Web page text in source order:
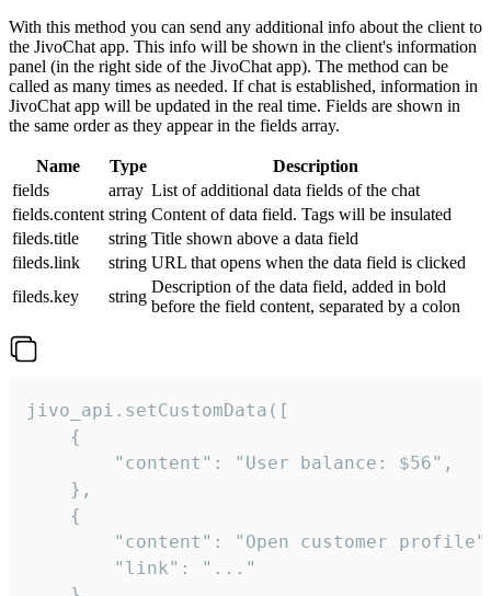
With this method you can send any additional info about the client to
the JivoChat app. This info will be shown in the client's information
panel (in the right side of the JivoChat app). The method can be
called as many times as needed. If chat is established, information in
JivoChat app will be updated in the real time. Fields are shown in
the same order as they appear in the fields array.
Name Type
Description
fields
array List of additional data fields of the chat
fields.content string Content of data field. Tags will be insulated
fileds.title
string Title shown above a data field
fileds.link
string URL that opens when the data field is clicked
fileds.key
string
Description of the data field, added in bold
before the field content, separated by a colon
jivo_api.setCustomData([
    {
        "content": "User balance: $56",
    },
    {
"content": "Open customer
        "link": "..."